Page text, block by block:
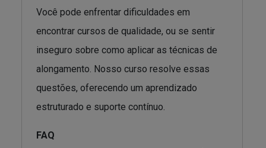
Você pode enfrentar dificuldades em
encontrar cursos de qualidade, ou se sentir
inseguro sobre como aplicar as técnicas de
alongamento. Nosso curso resolve essas
questões, oferecendo um aprendizado
estruturado e suporte contínuo.
FAQ